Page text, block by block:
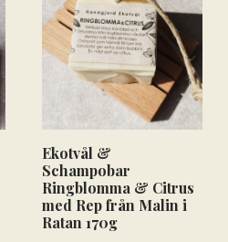
Ekotvål &
Schampobar
Ringblomma & Citrus
med Rep från Malin i
Ratan 170g
i varukorgen
välj
först. Betala efteråt.